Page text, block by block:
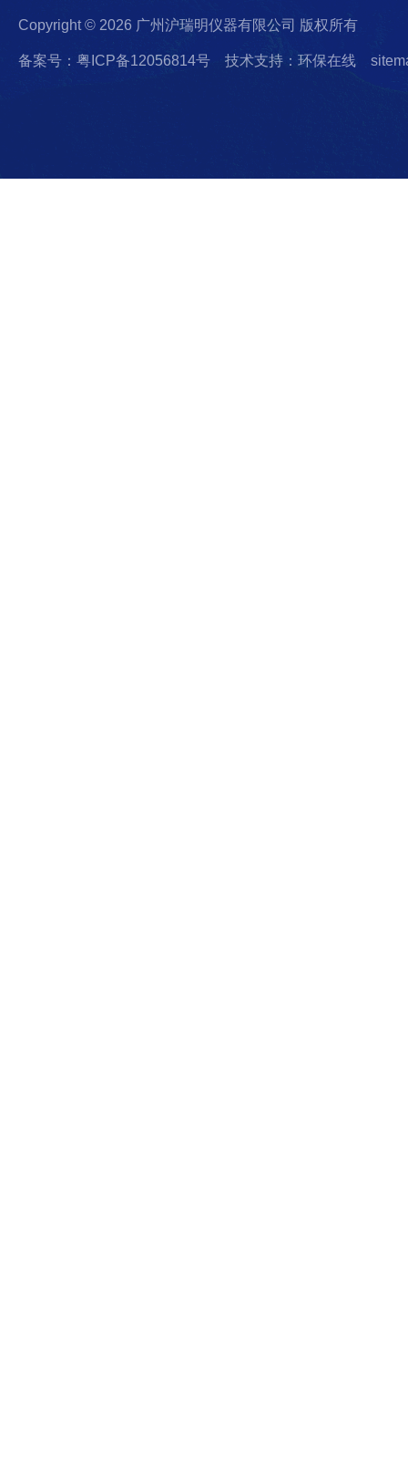
Copyright © 2026 广州沪瑞明仪器有限公司 版权所有
备案号：粤ICP备12056814号 技术支持：环保在线